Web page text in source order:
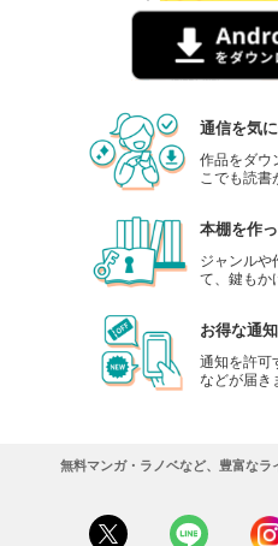
通信を気
作品をダウ
こでも読書
本棚を作
ジャンルや
て、鍵もか
お得な通
通知を許可
などが届き
無料マンガ・ラノベなど、豊富なラ